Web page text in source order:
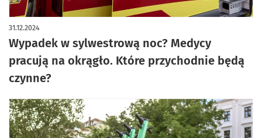
Wypadek w sylwestrową noc? Medycy
pracują na okrągło. Które przychodnie będą
czynne?
31.12.2024